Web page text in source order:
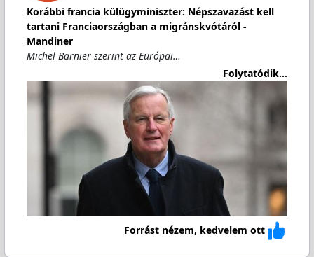
Korábbi francia külügyminiszter: Népszavazást kell
tartani Franciaországban a migránskvótáról -
Mandiner
Michel Barnier szerint az Európai…
Folytatódik...
Forrást nézem, kedvelem ott